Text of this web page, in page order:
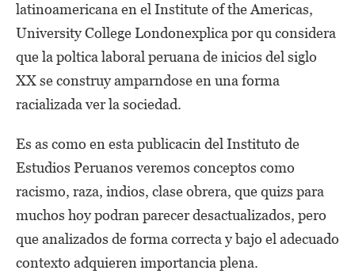
latinoamericana en el Institute of the Americas,
University College Londonexplica por qu considera
que la poltica laboral peruana de inicios del siglo
XX se construy amparndose en una forma
racializada ver la sociedad.
Es as como en esta publicacin del Instituto de
Estudios Peruanos veremos conceptos como
racismo, raza, indios, clase obrera, que quizs para
muchos hoy podran parecer desactualizados, pero
que analizados de forma correcta y bajo el adecuado
contexto adquieren importancia plena.